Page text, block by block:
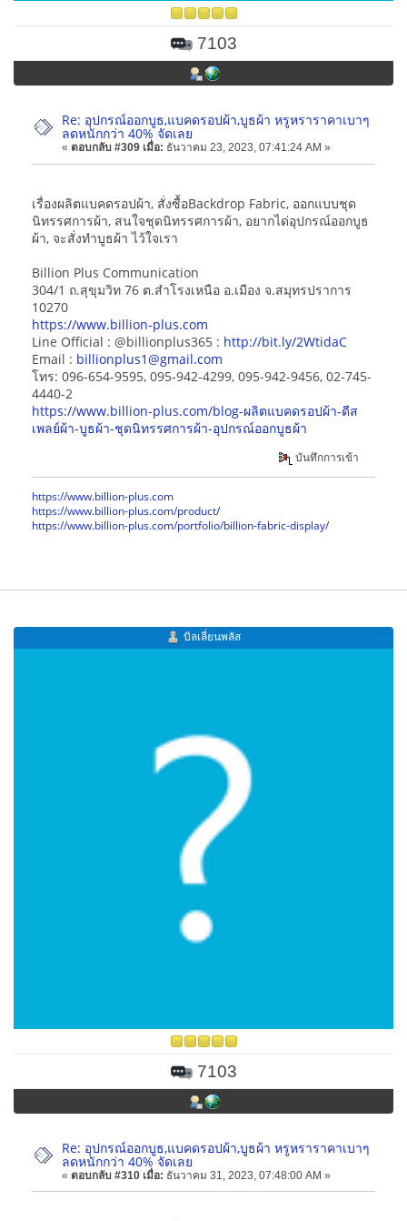
7103
Re: อุปกรณ์ออกบูธ,แบคดรอปผ้า,บูธผ้า หรูหราราคาเบาๆ
ลดหนักกว่า 40% จัดเลย
« ตอบกลับ #309 เมื่อ: ธันวาคม 23, 2023, 07:41:24 AM »
เรื่องผลิตแบคดรอปผ้า, สั่งซื้อBackdrop Fabric, ออกแบบชุด
นิทรรศการผ้า, สนใจชุดนิทรรศการผ้า, อยากได่อุปกรณ์ออกบูธ
ผ้า, จะสั่งทำบูธผ้า ไว้ใจเรา
Billion Plus Communication
304/1 ถ.สุขุมวิท 76 ต.สำโรงเหนือ อ.เมือง จ.สมุทรปราการ
10270
https://www.billion-plus.com
Line Official : @billionplus365 : http://bit.ly/2WtidaC
Email : billionplus1@gmail.com
โทร: 096-654-9595, 095-942-4299, 095-942-9456, 02-745-
4440-2
https://www.billion-plus.com/blog-ผลิตแบคดรอปผ้า-ดีส
เพลย์ผ้า-บูธผ้า-ชุดนิทรรศการผ้า-อุปกรณ์ออกบูธผ้า
บันทึกการเข้า
https://www.billion-plus.com
https://www.billion-plus.com/product/
https://www.billion-plus.com/portfolio/billion-fabric-display/
บิลเลี่ยนพลัส
7103
Re: อุปกรณ์ออกบูธ,แบคดรอปผ้า,บูธผ้า หรูหราราคาเบาๆ
ลดหนักกว่า 40% จัดเลย
« ตอบกลับ #310 เมื่อ: ธันวาคม 31, 2023, 07:48:00 AM »